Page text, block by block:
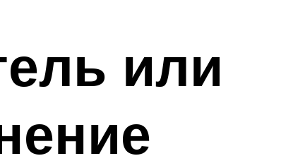
или